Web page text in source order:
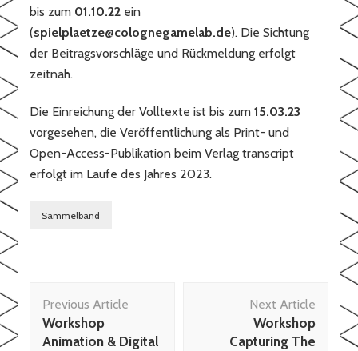
bis zum 01.10.22 ein
(spielplaetze@colognegamelab.de). Die Sichtung
der Beitragsvorschläge und Rückmeldung erfolgt
zeitnah.
Die Einreichung der Volltexte ist bis zum15.03.23
vorgesehen, die Veröffentlichung als Print- und
Open-Access-Publikation beim Verlag transcript
erfolgt im Laufe des Jahres 2023.
Sammelband
Navigation
Previous Article
Workshop
Animation & Digital
Next Article
Workshop
Capturing The